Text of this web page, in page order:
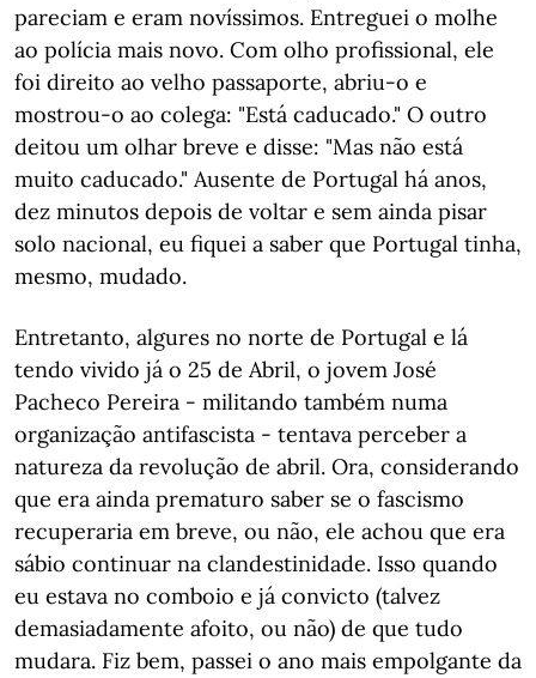
pareciam e eram novíssimos. Entreguei o molhe
ao polícia mais novo. Com olho profissional, ele
foi direito ao velho passaporte, abriu-o e
mostrou-o ao colega: "Está caducado." O outro
deitou um olhar breve e disse: "Mas não está
muito caducado." Ausente de Portugal há anos,
dez minutos depois de voltar e sem ainda pisar
solo nacional, eu fiquei a saber que Portugal tinha,
mesmo, mudado.
Entretanto, algures no norte de Portugal e lá
tendo vivido já o 25 de Abril, o jovem José
Pacheco Pereira - militando também numa
organização antifascista - tentava perceber a
natureza da revolução de abril. Ora, considerando
que era ainda prematuro saber se o fascismo
recuperaria em breve, ou não, ele achou que era
sábio continuar na clandestinidade. Isso quando
eu estava no comboio e já convicto (talvez
demasiadamente afoito, ou não) de que tudo
mudara. Fiz bem, passei o ano mais empolgante da